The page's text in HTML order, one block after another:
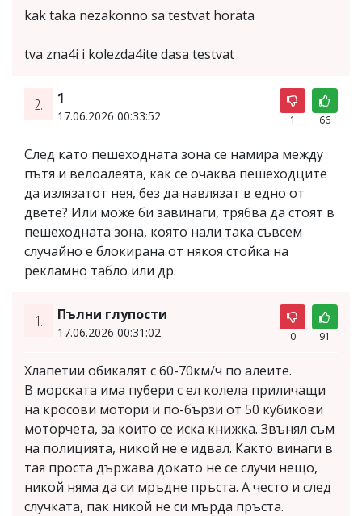
kak taka nezakonno sa testvat horata
tva zna4i i kolezda4ite dasa testvat
2. 1
17.06.2026 00:33:52 1 66
След като пешеходната зона се намира между
пътя и велоалеята, как се очаква пешеходците
да излязатот нея, без да навлязат в едно от
двете? Или може би завинаги, трябва да стоят в
пешеходната зона, която нали така съвсем
случайно е блокирана от някоя стойка на
рекламно табло или др.
1. Пълни глупости
17.06.2026 00:31:02 0 91
Хлапетии обикалят с 60-70км/ч по алеите.
В морската има пубери с ел колела приличащи
на кросови мотори и по-бързи от 50 кубикови
моторчета, за които се иска книжка. Звънял съм
на полицията, никой не е идвал. Както винаги в
тая проста държава докато не се случи нещо,
никой няма да си мръдне пръста. А често и след
случката, пак никой не си мърда пръста.